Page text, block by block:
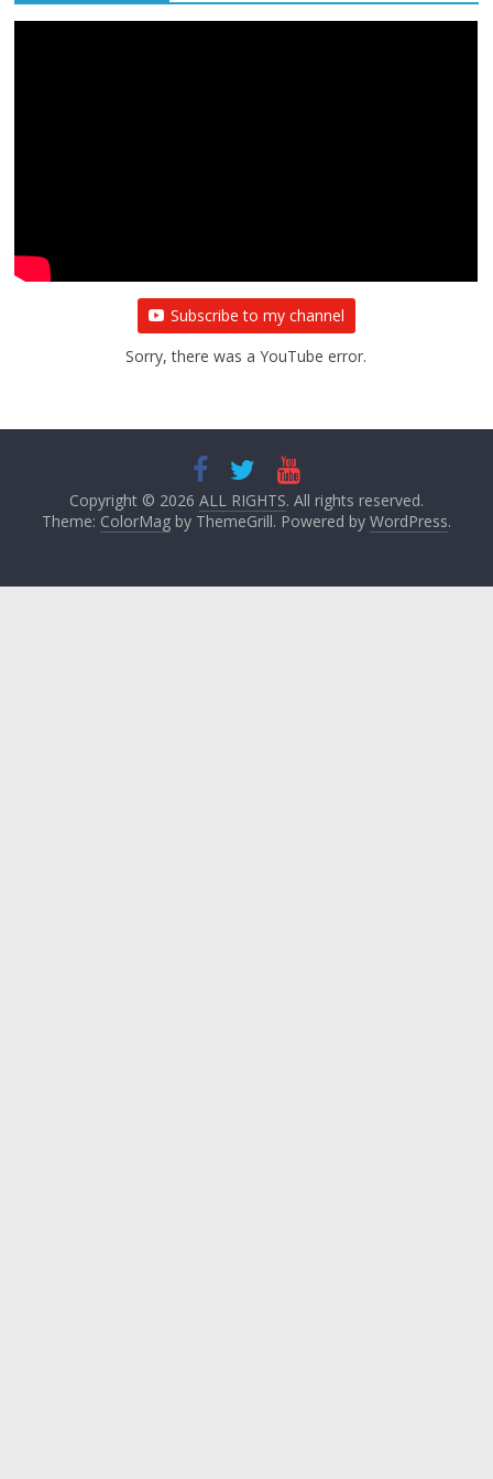
Subscribe to my channel
Sorry, there was a YouTube error.
Copyright © 2026 ALL RIGHTS. All rights reserved.
Theme: ColorMagby ThemeGrill. Powered by WordPress.